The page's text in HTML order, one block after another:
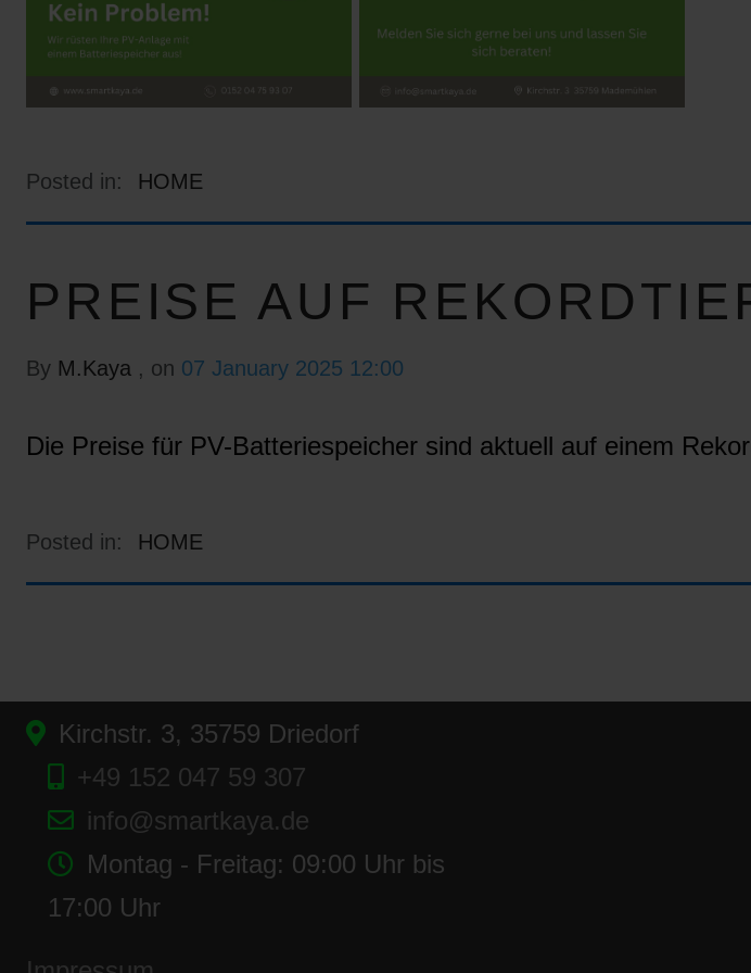
Posted in: HOME
PREISE AUF
By M.Kaya , on 07 January 2025 12:00
Die Preise für PV-Batteriespeicher sind aktuell auf einem
Posted in: HOME
Kirchstr. 3, 35759 Driedorf
+49 152 047 59 307
info@smartkaya.de
Montag - Freitag: 09:00 Uhr bis
17:00 Uhr